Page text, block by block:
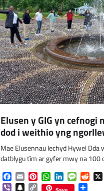
Elusen y GIG yn cefnogi
dod i weithio yng
Mae Elusennau Iechyd Hywel
datblygu tîm ar gyfer mwy na
Facebook
EmailPinterestWhatsApp
LinkedInMessage
ViberSnapchat
Copy